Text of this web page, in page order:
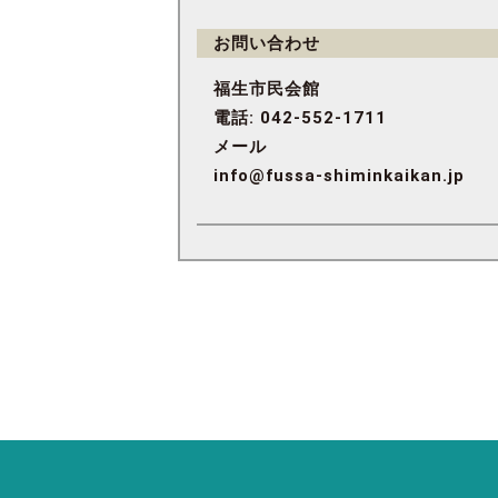
お問い合わせ
福生市民会館
電話: 042-552-1711
メール
info@fussa-shiminkaikan.jp